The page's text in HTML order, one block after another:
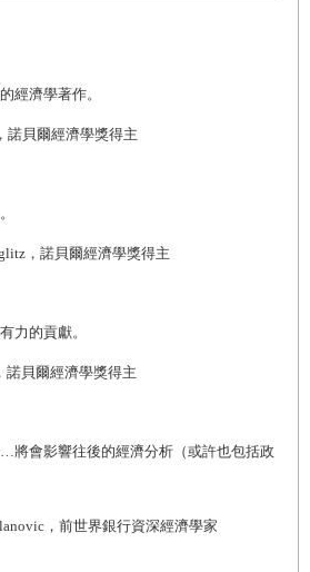
經濟學著作。
諾貝爾經濟學獎得主
，諾貝爾經濟學獎得主
力的貢獻。
諾貝爾經濟學獎得主
會影響往後的經濟分析（或許也包括政
，前世界銀行資深經濟學家